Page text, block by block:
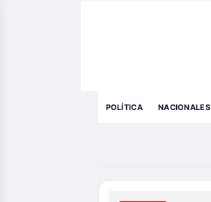
POLÍTICA NACIONALES